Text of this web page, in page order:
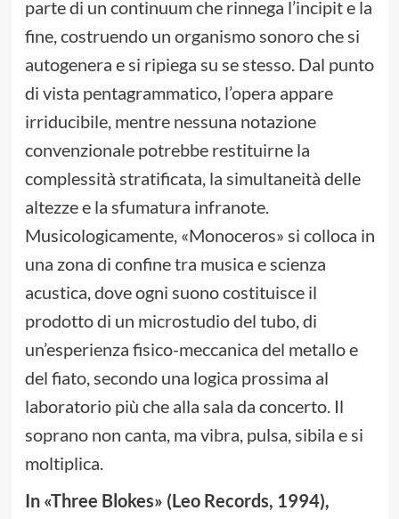
parte di un continuum che rinnega l’incipit e la
fine, costruendo un organismo sonoro che si
autogenera e si ripiega su se stesso. Dal punto
di vista pentagrammatico, l’opera appare
irriducibile, mentre nessuna notazione
convenzionale potrebbe restituirne la
complessità stratificata, la simultaneità delle
altezze e la sfumatura infranote.
Musicologicamente, «Monoceros» si colloca in
una zona di confine tra musica e scienza
acustica, dove ogni suono costituisce il
prodotto di un microstudio del tubo, di
un’esperienza fisico-meccanica del metallo e
del fiato, secondo una logica prossima al
laboratorio più che alla sala da concerto. Il
soprano non canta, ma vibra, pulsa, sibila e si
moltiplica.
In «Three Blokes» (Leo Records, 1994),